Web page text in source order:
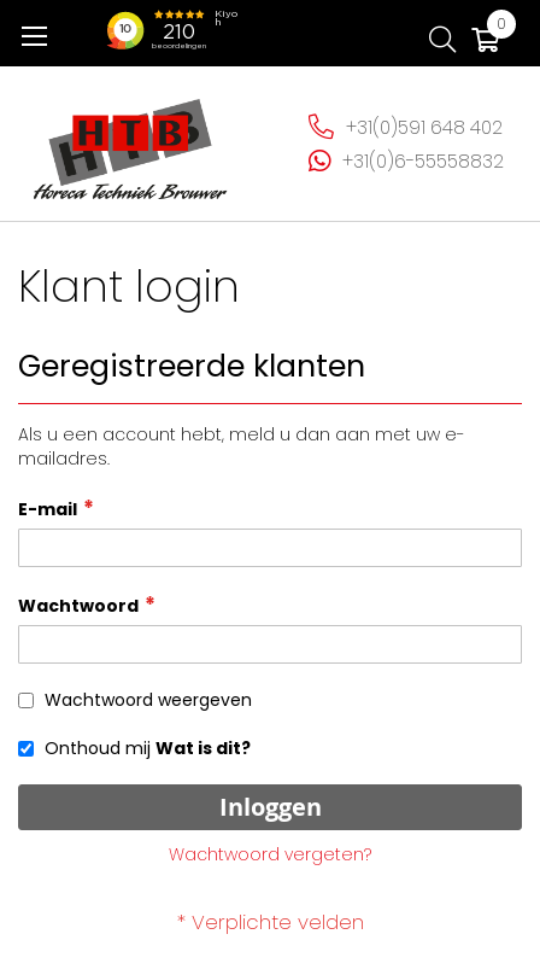
naar
0
+31(0)591 648 402
+31(0)6-55558832
Klant login
Geregistreerde klanten
Als u een account hebt, meld u dan aan met uw e-
mailadres.
E-mail
Wachtwoord
Wachtwoord weergeven
Onthoud mij Wat is dit?
Inloggen
Wachtwoord vergeten?